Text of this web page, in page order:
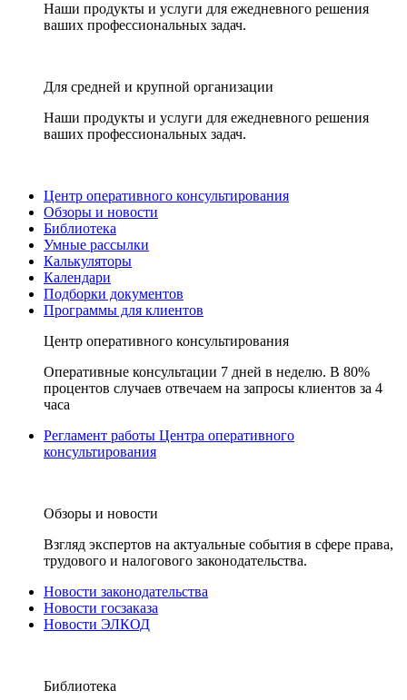
Наши продукты и услуги для ежедневного решения
ваших профессиональных задач.
Для средней и крупной организации
Наши продукты и услуги для ежедневного решения
ваших профессиональных задач.
Центр оперативного консультирования
Обзоры и новости
Библиотека
Умные рассылки
Калькуляторы
Календари
Подборки документов
Программы для клиентов
Центр оперативного консультирования
Оперативные консультации 7 дней в неделю. В 80%
процентов случаев отвечаем на запросы клиентов за 4
часа
Регламент работы Центра оперативного
консультирования
Обзоры и новости
Взгляд экспертов на актуальные события в сфере права,
трудового и налогового законодательства.
Новости законодательства
Новости госзаказа
Новости ЭЛКОД
Библиотека